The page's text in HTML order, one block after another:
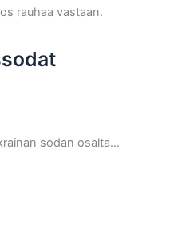
rauhaa vastaan.
sodan osalta…